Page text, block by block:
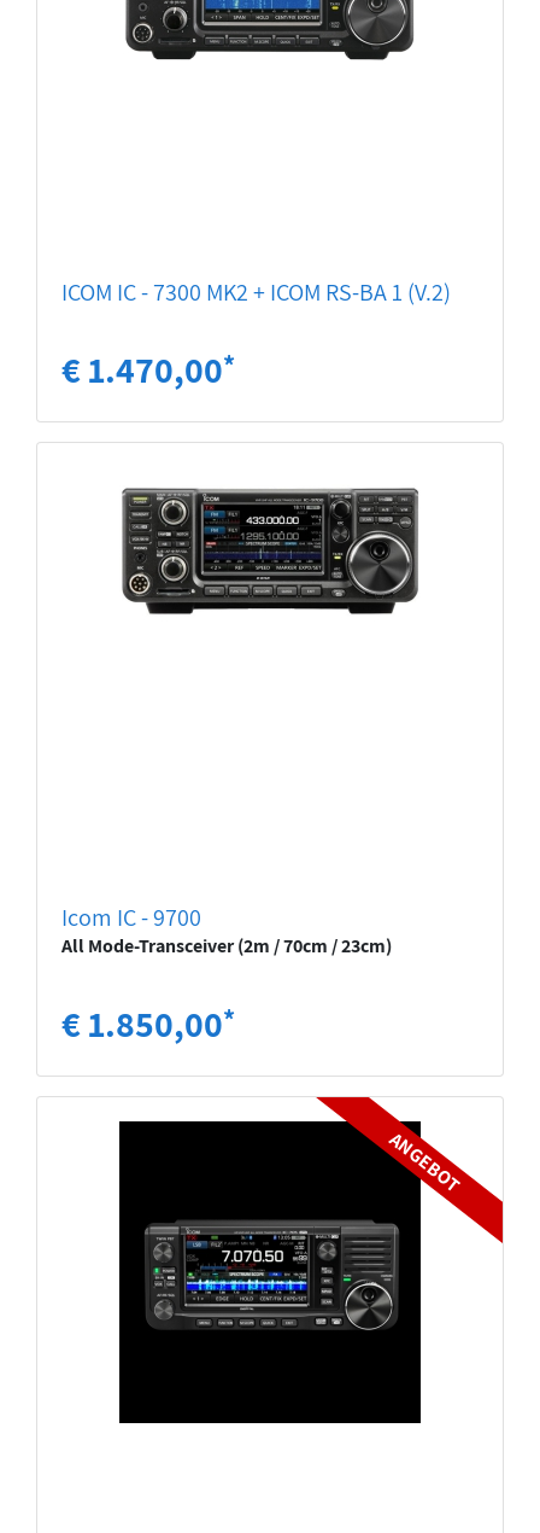
ICOM IC - 7300 MK2 + ICOM RS-BA 1 (V.2)
€ 1.470,00*
Icom IC - 9700
All Mode-Transceiver (2m / 70cm / 23cm)
€ 1.850,00*